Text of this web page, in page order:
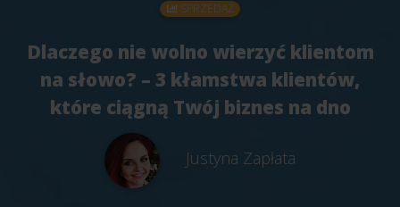
SPRZEDAŻ
Dlaczego nie wolno wierzyć klientom
na słowo? – 3 kłamstwa klientów,
które ciągną Twój biznes na dno
Justyna Zapłata